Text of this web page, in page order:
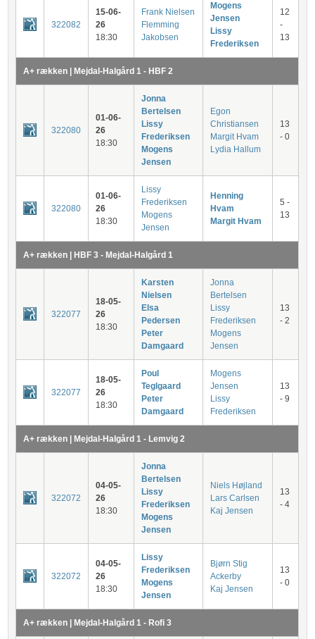
322082
15-06-
26
18:30
Frank Nielsen
Flemming
Jakobsen
Mogens
Jensen
Lissy
Frederiksen
12
-
13
A+ rækken | Mejdal-Halgård 1 - HBF 2
322080
01-06-
26
18:30
Jonna
Bertelsen
Lissy
Frederiksen
Mogens
Jensen
Egon
Christiansen
Margit Hvam
Lydia Hallum
13
- 0
322080
01-06-
26
18:30
Lissy
Frederiksen
Mogens
Jensen
Henning
Hvam
Margit Hvam
5 -
13
A+ rækken | HBF 3 - Mejdal-Halgård 1
322077
18-05-
26
18:30
Karsten
Nielsen
Elsa
Pedersen
Peter
Damgaard
Jonna
Bertelsen
Lissy
Frederiksen
Mogens
Jensen
13
- 2
322077
18-05-
26
18:30
Poul
Teglgaard
Peter
Damgaard
Mogens
Jensen
Lissy
Frederiksen
13
- 9
A+ rækken | Mejdal-Halgård 1 - Lemvig 2
322072
04-05-
26
18:30
Jonna
Bertelsen
Lissy
Frederiksen
Mogens
Jensen
Niels Højland
Lars Carlsen
Kaj Jensen
13
- 4
322072
04-05-
26
18:30
Lissy
Frederiksen
Mogens
Jensen
Bjørn Stig
Ackerby
Kaj Jensen
13
- 0
A+ rækken | Mejdal-Halgård 1 - Rofi 3